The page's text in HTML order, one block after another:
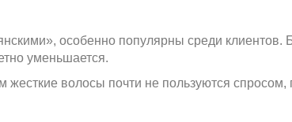
особенно популярны среди клиентов.
уменьшается.
волосы почти не пользуются